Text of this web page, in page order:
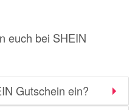
euch bei SHEIN
Gutschein ein?